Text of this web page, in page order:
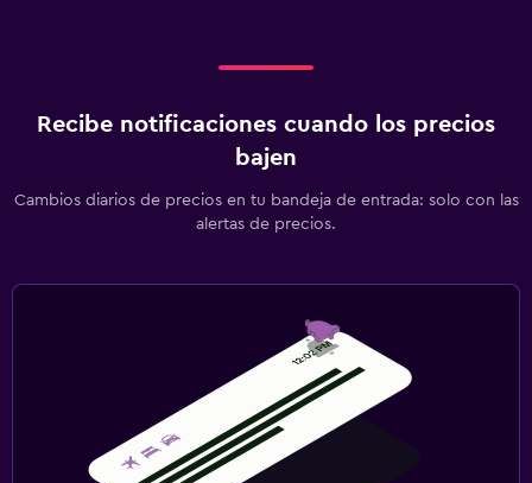
Recibe notificaciones cuando los precios
bajen
Cambios diarios de precios en tu bandeja de entrada: solo con las
alertas de precios.